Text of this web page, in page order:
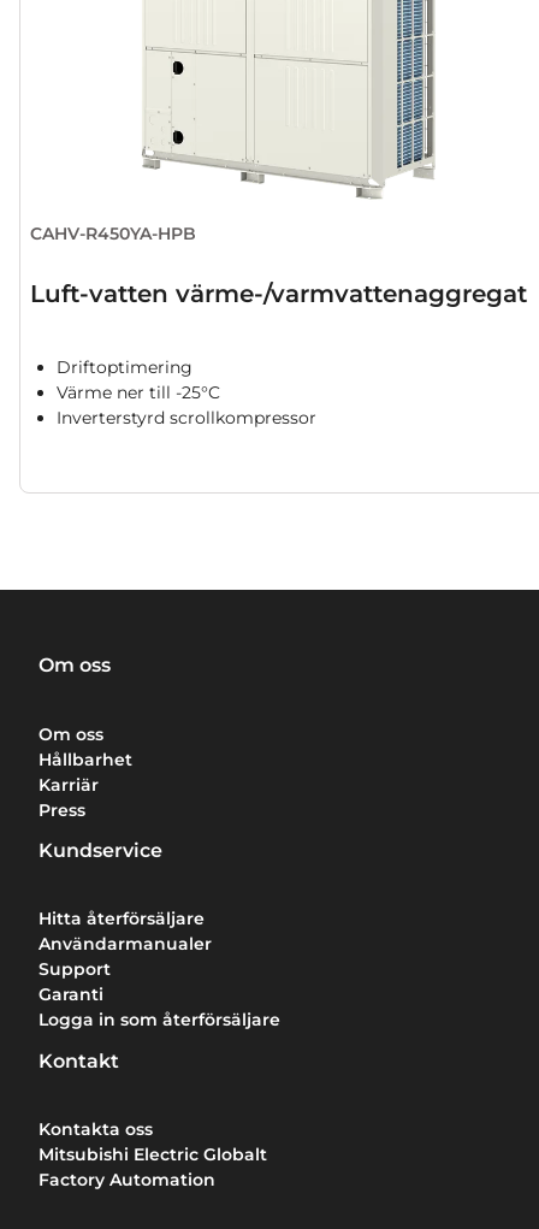
CAHV-R450YA-HPB
Luft-vatten värme-/varmvattenaggregat
Driftoptimering
Värme ner till -25°C
Inverterstyrd scrollkompressor
Om oss
Om oss
Hållbarhet
Karriär
Press
Kundservice
Hitta återförsäljare
Användarmanualer
Support
Garanti
Logga in som återförsäljare
Kontakt
Kontakta oss
Mitsubishi Electric Globalt
Factory Automation